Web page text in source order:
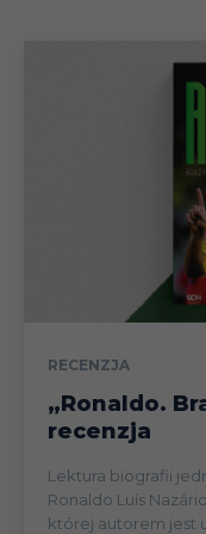
RECENZJA
„Ronaldo.
recenzja
Lektura biografii
Ronaldo Luís
której autorem jest